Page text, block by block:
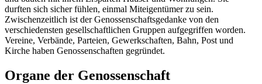
durften sich sicher fühlen, einmal Miteigentümer zu sein.
Zwischenzeitlich ist der Genossenschaftsgedanke von den
verschiedensten gesellschaftlichen Gruppen aufgegriffen worden.
Vereine, Verbände, Parteien, Gewerkschaften, Bahn, Post und
Kirche haben Genossenschaften gegründet.
Organe der Genossenschaft